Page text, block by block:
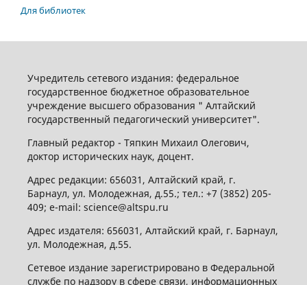
Для библиотек
Учредитель сетевого издания: федеральное
государственное бюджетное образовательное
учреждение высшего образования " Алтайский
государственный педагогический университет".
Главный редактор - Тяпкин Михаил Олегович,
доктор исторических наук, доцент.
Адрес редакции: 656031, Алтайский край, г.
Барнаул, ул. Молодежная, д.55.; тел.: +7 (3852) 205-
409; e-mail: science@altspu.ru
Адрес издателя: 656031, Алтайский край, г. Барнаул,
ул. Молодежная, д.55.
Сетевое издание зарегистрировано в Федеральной
службе по надзору в сфере связи, информационных